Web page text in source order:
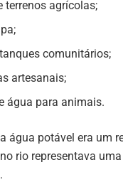
terrenos agrícolas;
comunitários;
artesanais;
água para animais.
água potável era um
rio representava